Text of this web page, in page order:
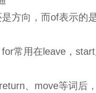
方向，而of表示的
常用在leave，
、move等词后